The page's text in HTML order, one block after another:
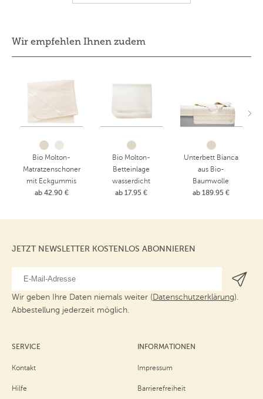
Wir empfehlen Ihnen zudem
Bio Molton-
Matratzenschoner
mit Eckgummis
ab 42.90 €
Bio Molton-
Betteinlage
wasserdicht
ab 17.95 €
Unterbett Bianca
aus Bio-
Baumwolle
ab 189.95 €
JETZT NEWSLETTER KOSTENLOS ABONNIEREN
Wir geben Ihre Daten niemals weiter (Datenschutzerklärung).
Abbestellung jederzeit möglich.
SERVICE
Kontakt
Hilfe
INFORMATIONEN
Impressum
Barrierefreiheit